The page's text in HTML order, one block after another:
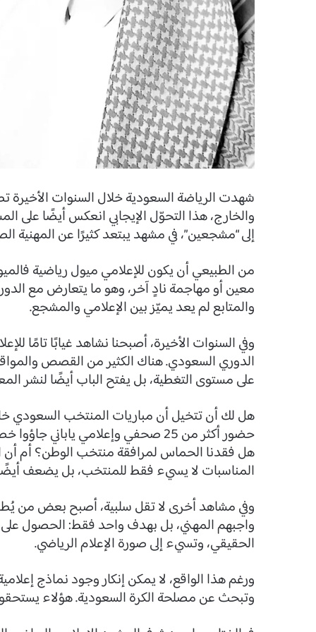
شهدت الرياضة السعودية خلال السنوات الأخيرة
والخارج، هذا التحوّل الإيجابي انعكس أيضًا على
إلى “مشجعين”، في مشهد يبتعد كثيرًا عن المهنية
من الطبيعي أن يكون للإعلامي ميول رياضية
معين أو مهاجمة نادٍ آخر، وهو ما يتعارض مع
والمتابع لم يعد يميّز بين الإعلامي والمشجع.
وفي السنوات الأخيرة، أصبحنا نشاهد غيابًا تامًا
الدوري السعودي. هناك الكثير من القصص
على مستوى التغطية، بل يفتح الباب أيضًا لنشر
هل لك أن تتخيل أن مباريات المنتخب السعودي
حضور أكثر من 25 صحفي وإعلامي
هل فقدنا الحماس لمرافقة منتخب الوطن؟ أم أن
المناسبات لا يسيء فقط للمنتخب، بل يضعف
وفي مشاهد أخرى لا تقل سلبية، أصبح بعض من
واجبهم المهني، بل بهدف واحد فقط: الحصول
الحقيقي، وتسيء إلى صورة الإعلام الرياضي.
ورغم هذا الواقع، لا يمكن إنكار وجود نماذج
وتبحث عن مصلحة الكرة السعودية. هؤلاء يستحقون